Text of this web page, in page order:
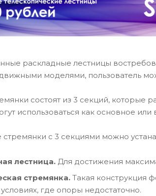
раскладные лестницы
моделями, пользователь
состоят из 3 секций, которые
использоваться как основное
с 3 секциями можно
лестница. Для достижения
стремянка. Такая конструкция
где опоры недостаточно.